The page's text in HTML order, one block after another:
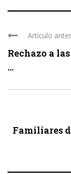
Artículo
Rechazo a
...
Familiares